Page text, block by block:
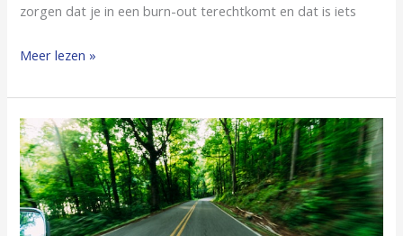
zorgen dat je in een burn-out terechtkomt en dat is iets
Meer lezen »
Te
snel
rijden
met
een